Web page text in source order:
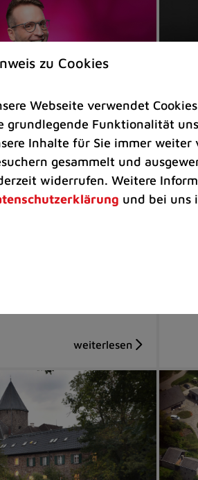
| Kunst & Kultur
mit Benni Stark
witzig ist!“ am
Sommerbühne an
zu Cookies
Webseite verwendet
grundlegende Funktionalität
Inhalte für Sie immer weiter
gesammelt und
widerrufen. Weitere
und bei uns